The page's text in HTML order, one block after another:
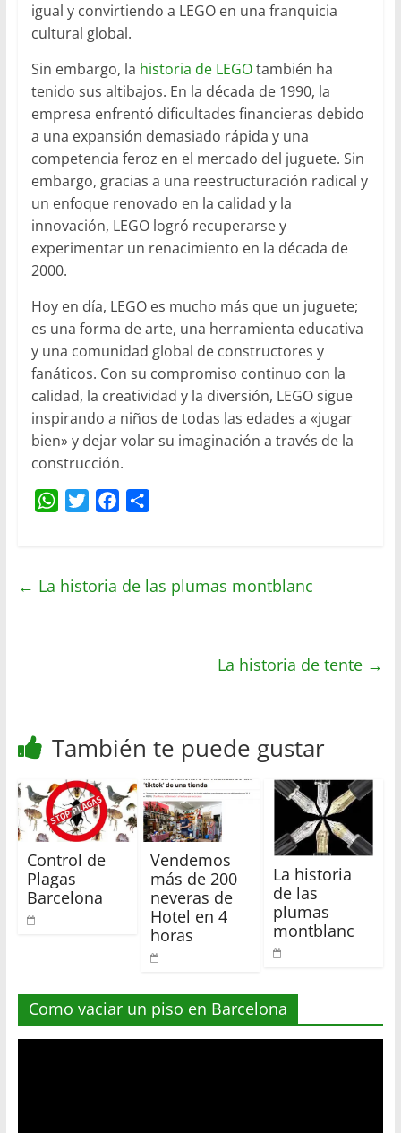
igual y convirtiendo a LEGO en una franquicia
cultural global.
Sin embargo, la historia de LEGOtambién ha
tenido sus altibajos. En la década de 1990, la
empresa enfrentó dificultades financieras debido
a una expansión demasiado rápida y una
competencia feroz en el mercado del juguete. Sin
embargo, gracias a una reestructuración radical y
un enfoque renovado en la calidad y la
innovación, LEGO logró recuperarse y
experimentar un renacimiento en la década de
2000.
Hoy en día, LEGO es mucho más que un juguete;
es una forma de arte, una herramienta educativa
y una comunidad global de constructores y
fanáticos. Con su compromiso continuo con la
calidad, la creatividad y la diversión, LEGO sigue
inspirando a niños de todas las edades a «jugar
bien» y dejar volar su imaginación a través de la
construcción.
W
s
t
b
a
← La historia de las plumas montblanc
La historia de tente →
También te puede gustar
Control de
Plagas
Barcelona
Vendemos
más de 200
neveras de
Hotel en 4
horas
La historia
de las
plumas
montblanc
Como vaciar un piso en Barcelona